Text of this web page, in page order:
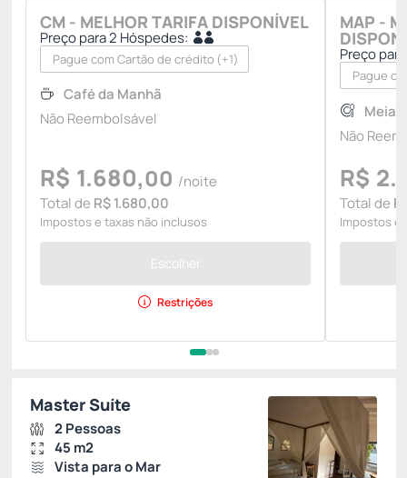
CM - MELHOR TARIFA DISPONÍVEL
Preço para 2 Hóspedes:
Pague com Cartão de crédito (+1)
Café da Manhã
Não Reembolsável
R$ 1.680,00 /noite
Total de R$ 1.680,00
Impostos e taxas não inclusos
Escolher
Restrições
MAP -
Preço
Pague
Meia
Não
R$
Total de
Impostos e
Master Suíte
2 Pessoas
45 m2
Vista para o Mar